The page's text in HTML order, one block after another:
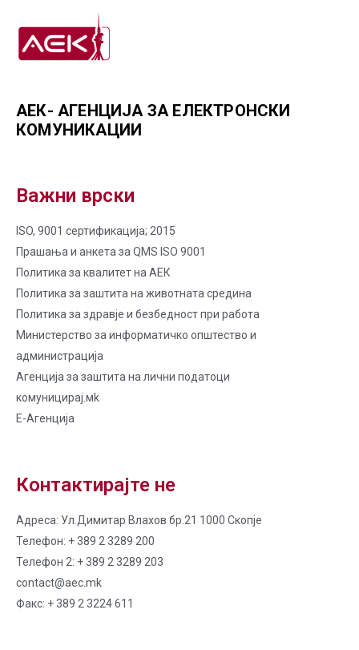
АЕК- АГЕНЦИЈА ЗА ЕЛЕКТРОНСКИ
КОМУНИКАЦИИ
Важни врски
ISO, 9001 сертификација; 2015
Прашања и анкета за QMS ISO 9001
Политика за квалитет на AЕК
Политика за заштита на животната средина
Политика за здравје и безбедност при работа
Министерство за информатичко општество и
администрација
Агенција за заштита на лични податоци
комуницирај.мk
Е-Агенција
Контактирајте не
Адреса: Ул.Димитар Влахов бр.21 1000 Скопје
Телефон: + 389 2 3289 200
Телефон 2: + 389 2 3289 203
contact@aec.mk
Факс: + 389 2 3224 611